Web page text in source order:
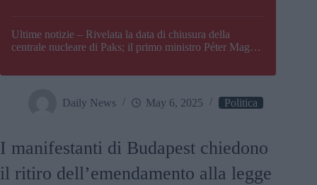
Ultime notizie – Rivelata la data di chiusura della
centrale nucleare di Paks; il primo ministro Péter Magyar
Daily News May 6, 2025 Politica
I manifestanti di Budapest chiedono
il ritiro dell’emendamento alla legge